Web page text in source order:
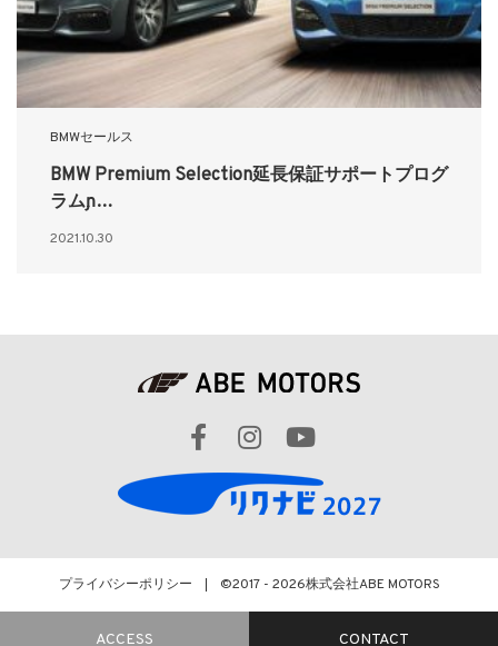
BMWセールス
BMW Premium Selection延長保証サポートプログ
ラムɲ…
2021.10.30
プライバシーポリシー ©2017 - 2026株式会社ABE MOTORS
ACCESS CONTACT